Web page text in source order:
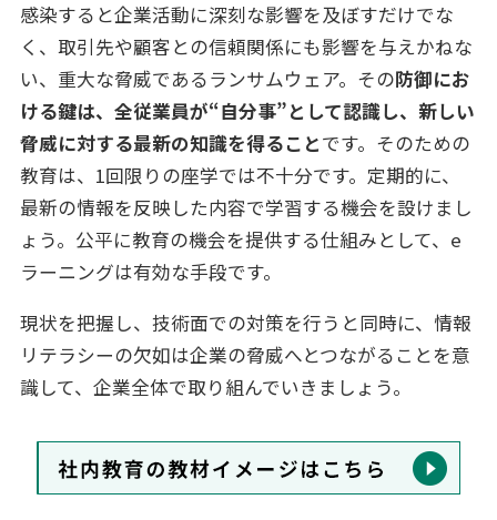
感染すると企業活動に深刻な影響を及ぼすだけでな
く、取引先や顧客との信頼関係にも影響を与えかねな
い、重大な脅威であるランサムウェア。その防御にお
ける鍵は、全従業員が“自分事”として認識し、新しい
脅威に対する最新の知識を得ることです。そのための
教育は、1回限りの座学では不十分です。定期的に、
最新の情報を反映した内容で学習する機会を設けまし
ょう。公平に教育の機会を提供する仕組みとして、e
ラーニングは有効な手段です。
現状を把握し、技術面での対策を行うと同時に、情報
リテラシーの欠如は企業の脅威へとつながることを意
識して、企業全体で取り組んでいきましょう。